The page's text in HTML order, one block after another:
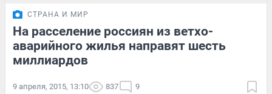
СТРАНА И МИР
На расселение россиян из ветхо-
аварийного жилья направят шесть
миллиардов
9 апреля, 2015, 13:10 837 9